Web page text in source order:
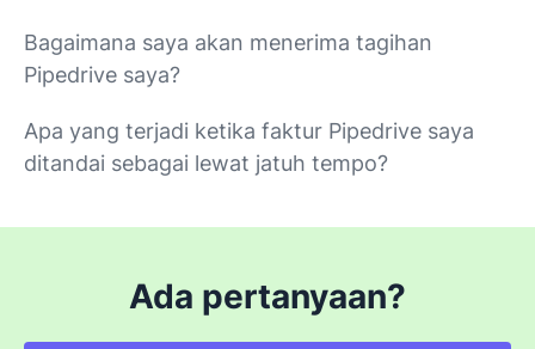
Bagaimana saya akan menerima tagihan
Pipedrive saya?
Apa yang terjadi ketika faktur Pipedrive saya
ditandai sebagai lewat jatuh tempo?
Ada pertanyaan?